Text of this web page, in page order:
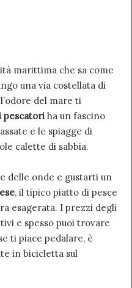
marittima che sa come
una via costellata di
del mare ti
pescatori ha un fascino
e le spiagge di
calette di sabbia.
delle onde e gustarti un
, il tipico piatto di pesce
esagerata. I prezzi degli
e spesso puoi trovare
ti piace pedalare, è
in bicicletta sul